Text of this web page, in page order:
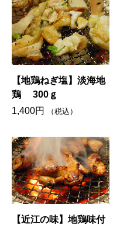
【地鶏ねぎ塩】淡海地
鶏 300ｇ
1,400円 （税込）
【近江の味】地鶏味付